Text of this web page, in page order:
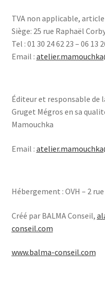
TVA non applicable, article
Siège: 25 rue Raphaël
Tel : 01 30 24 62 23 – 06 13
Email :
Éditeur et responsable de
Gruget Mégros en sa
Mamouchka
Email :
Hébergement : OVH – 2
Créé par BALMA Conseil,
conseil.com
www.balma-conseil.com